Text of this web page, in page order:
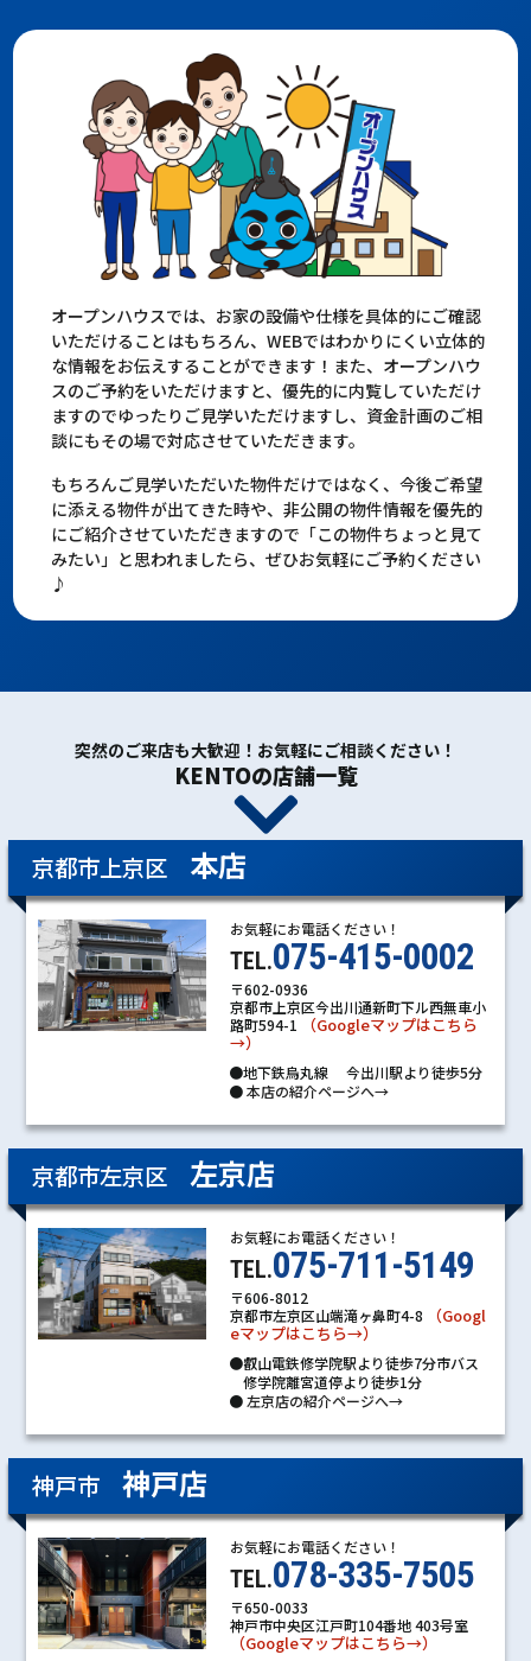
オープンハウスでは、お家の設備や仕様を具体的にご確認
いただけることはもちろん、WEBではわかりにくい立体的
な情報をお伝えすることができます！また、オープンハウ
スのご予約をいただけますと、優先的に内覧していただけ
ますのでゆったりご見学いただけますし、資金計画のご相
談にもその場で対応させていただきます。
もちろんご見学いただいた物件だけではなく、今後ご希望
に添える物件が出てきた時や、非公開の物件情報を優先的
にご紹介させていただきますので「この物件ちょっと見て
みたい」と思われましたら、ぜひお気軽にご予約ください
♪
突然のご来店も大歓迎！お気軽にご相談ください！
KENTOの店舗一覧
京都市上京区 本店
お気軽にお電話ください！
TEL.075-415-0002
〒602-0936
京都市上京区今出川通新町下ル西無車小
路町594-1
（Googleマップはこちら
→）
●地下鉄烏丸線 今出川駅より徒歩5分
●本店の紹介ページへ→
京都市左京区 左京店
お気軽にお電話ください！
TEL.075-711-5149
〒606-8012
京都市左京区山端滝ヶ鼻町4-8
（Googl
eマップはこちら→）
●叡山電鉄修学院駅より徒歩7分市バス
修学院離宮道停より徒歩1分
●左京店の紹介ページへ→
神戸市 神戸店
お気軽にお電話ください！
TEL.078-335-7505
〒650-0033
神戸市中央区江戸町104番地 403号室
（Googleマップはこちら→）